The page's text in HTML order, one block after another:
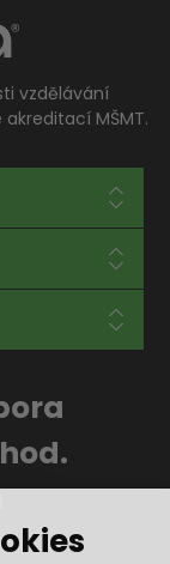
vzdělávání
MŠMT.